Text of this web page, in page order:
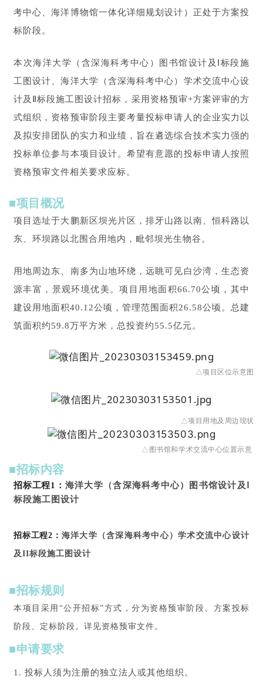
考中心、海洋博物馆一体化详细规划设计）正处于方案投
标阶段。
本次海洋大学（含深海科考中心）图书馆设计及Ⅰ标段施
工图设计、海洋大学（含深海科考中心）学术交流中心设
计及Ⅱ标段施工图设计招标，采用资格预审+方案评审的方
式组织，资格预审阶段主要考量投标申请人的企业实力以
及拟安排团队的实力和业绩，旨在遴选综合技术实力强的
投标单位参与本项目设计。希望有意愿的投标申请人按照
资格预审文件相关要求应标。
■项目概况
项目选址于大鹏新区坝光片区，排牙山路以南、恒科路以
东、环坝路以北围合用地内，毗邻坝光生物谷。
用地周边东、南多为山地环绕，远眺可见白沙湾，生态资
源丰富，景观环境优美。项目用地面积66.70公顷，其中
建设用地面积40.12公顷，管理范围面积26.58公顷。总建
筑面积约59.8万平方米，总投资约55.5亿元。
△项目区位示意图
△项目用地及周边现状
△图书馆和学术交流中心位置示意
■招标内容
招标工程1： 海洋大学（含深海科考中心）图书馆设计及Ⅰ
标段施工图设计
招标工程2： 海洋大学（含深海科考中心）学术交流中心设计
及II标段施工图设计
■招标规则
本项目采用“公开招标”方式，分为资格预审阶段、方案投标
阶段、定标阶段。 详见资格预审文件。
■申请要求
1. 投标人须为注册的独立法人或其他组织。